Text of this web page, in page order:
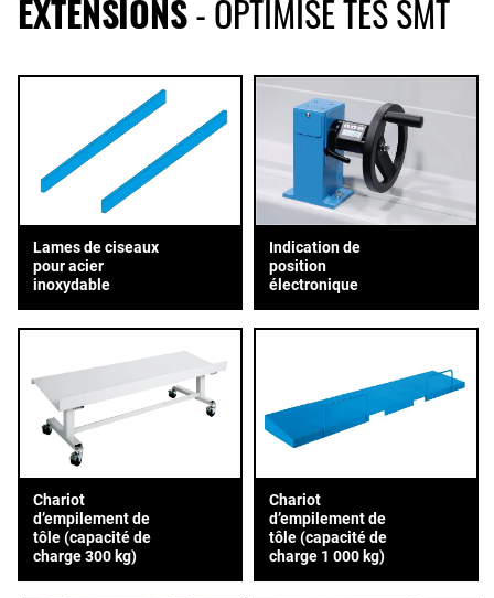
EXTENSIONS- OPTIMISE TES SMT
Lames de ciseaux
pour acier
inoxydable
Indication de
position
électronique
Chariot
d’empilement de
tôle (capacité de
charge 300 kg)
Chariot
d’empilement de
tôle (capacité de
charge 1 000 kg)